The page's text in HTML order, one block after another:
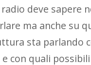
radio deve sapere
ma anche su
sta parlando
e con quali possibili